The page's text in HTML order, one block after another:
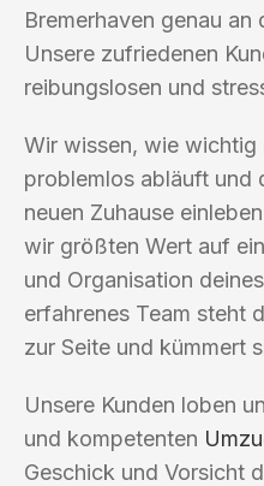
Bremerhaven genau an
Unsere zufriedenen
reibungslosen und
Wir wissen, wie wichtig
problemlos abläuft und
neuen Zuhause
wir größten Wert auf
und Organisation
erfahrenes Team steht
zur Seite und kümmert
Unsere Kunden loben
und kompetenten
Geschick und Vorsicht